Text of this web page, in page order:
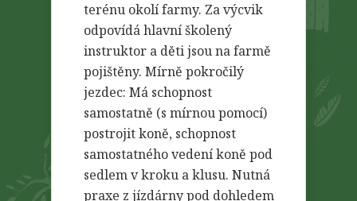
terénu okolí farmy. Za výcvik
odpovídá hlavní školený
instruktor a děti jsou na farmě
pojištěny. Mírně pokročilý
jezdec: Má schopnost
samostatně (s mírnou pomocí)
postrojit koně, schopnost
samostatného vedení koně pod
sedlem v kroku a klusu. Nutná
praxe z jízdárny pod dohledem